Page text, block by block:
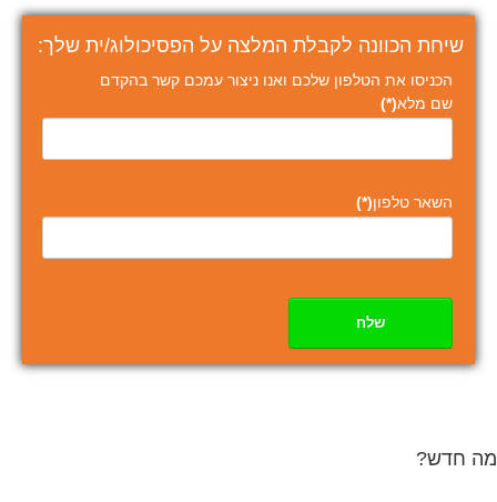
שיחת הכוונה לקבלת המלצה על הפסיכולוג/ית שלך:
הכניסו את הטלפון שלכם ואנו ניצור עמכם קשר בהקדם
שם מלא(*)
השאר טלפון(*)
שלח
מה חדש?